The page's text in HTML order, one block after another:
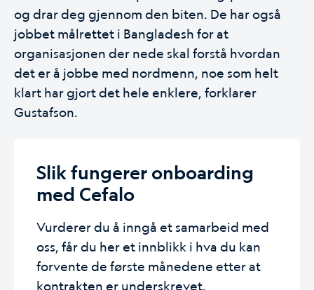
og drar deg gjennom den biten. De har også
jobbet målrettet i Bangladesh for at
organisasjonen der nede skal forstå hvordan
det er å jobbe med nordmenn, noe som helt
klart har gjort det hele enklere, forklarer
Gustafson.
Slik fungerer onboarding
med Cefalo
Vurderer du å inngå et samarbeid med
oss, får du her et innblikk i hva du kan
forvente de første månedene etter at
kontrakten er underskrevet.